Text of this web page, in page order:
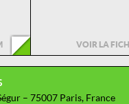
VOIR LA
– 75007 Paris, France